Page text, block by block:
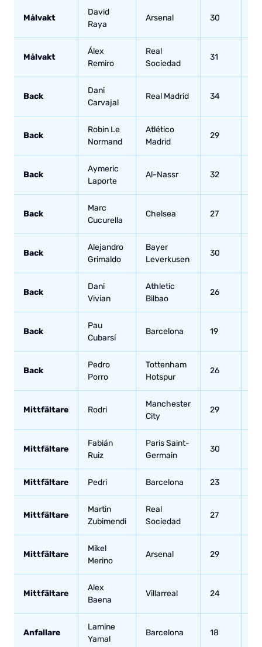
Målvakt
David
Raya
Arsenal 30
Målvakt
Álex
Remiro
Real
Sociedad
31
Back
Dani
Carvajal
Real Madrid 34
Back
Robin Le
Normand
Atlético
Madrid
29
Back
Aymeric
Laporte
Al-Nassr 32
Back
Marc
Cucurella
Chelsea 27
Back
Alejandro
Grimaldo
Bayer
Leverkusen
30
Back
Dani
Vivian
Athletic
Bilbao
26
Back
Pau
Cubarsí
Barcelona 19
Back
Pedro
Porro
Tottenham
Hotspur
26
Mittfältare Rodri
Manchester
City
29
Mittfältare
Fabián
Ruiz
Paris Saint-
Germain
30
Mittfältare Pedri Barcelona 23
Mittfältare
Martin
Zubimendi
Real
Sociedad
27
Mittfältare
Mikel
Merino
Arsenal 29
Mittfältare
Alex
Baena
Villarreal 24
Anfallare
Lamine
Yamal
Barcelona 18